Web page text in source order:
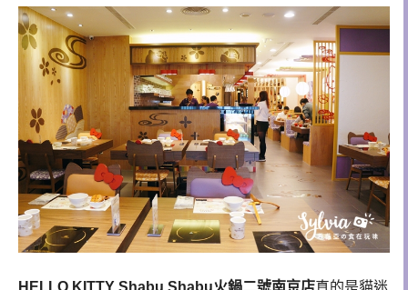
HELLO KITTY Shabu Shabu火鍋二號南京店真的是貓迷